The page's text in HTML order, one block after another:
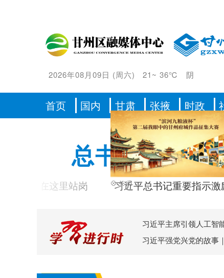
2026年08月09日 (周六) 21~ 36℃ 阴
首页 国内 甘肃 张掖 时政
总书记的人民
在这里站岗 习近平总书记重要指示激励海内
习近平主席引领人工智
习近平强党兴党的故事